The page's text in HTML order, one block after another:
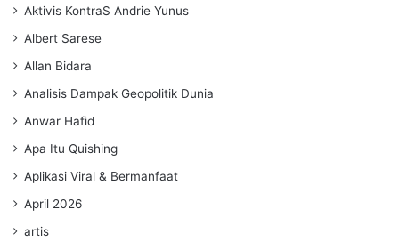
Aktivis KontraS Andrie Yunus
Albert Sarese
Allan Bidara
Analisis Dampak Geopolitik Dunia
Anwar Hafid
Apa Itu Quishing
Aplikasi Viral & Bermanfaat
April 2026
artis